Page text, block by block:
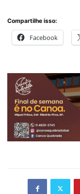
Compartilhe isso:
Facebook